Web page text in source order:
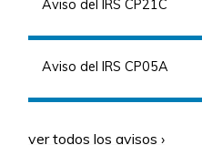
Aviso del IRS CP21C
Aviso del IRS CP05A
ver todos los avisos ›